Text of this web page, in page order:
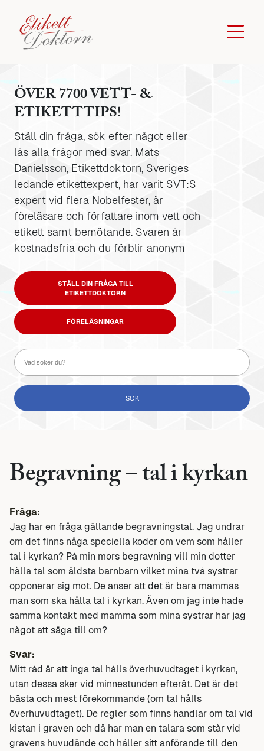
ÖVER 7700 VETT- &
ETIKETTTIPS!
Ställ din fråga, sök efter något eller
läs alla frågor med svar. Mats
Danielsson, Etikettdoktorn, Sveriges
ledande etikettexpert, har varit SVT:S
expert vid flera Nobelfester, är
föreläsare och författare inom vett och
etikett samt bemötande. Svaren är
kostnadsfria och du förblir anonym
STÄLL DIN FRÅGA TILL
ETIKETTDOKTORN
FÖRELÄSNINGAR
Begravning – tal i kyrkan
Fråga:
Jag har en fråga gällande begravningstal. Jag undrar
om det finns någa speciella koder om vem som håller
tal i kyrkan? På min mors begravning vill min dotter
hålla tal som äldsta barnbarn vilket mina två systrar
opponerar sig mot. De anser att det är bara mammas
man som ska hålla tal i kyrkan. Även om jag inte hade
samma kontakt med mamma som mina systrar har jag
något att säga till om?
Svar:
Mitt råd är att inga tal hålls överhuvudtaget i kyrkan,
utan dessa sker vid minnestunden efteråt. Det är det
bästa och mest förekommande (om tal hålls
överhuvudtaget). De regler som finns handlar om tal vid
kistan i graven och då har man en talara som står vid
gravens huvudände och håller sitt anförande till den